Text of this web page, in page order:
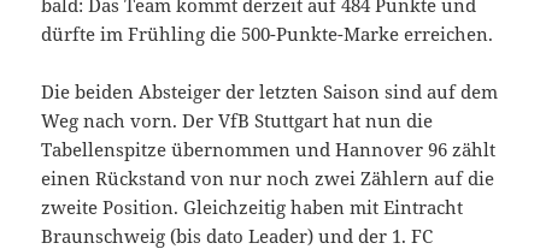
dürfte im Frühling die 500-Punkte-Marke erreichen.
Die beiden Absteiger der letzten Saison sind auf dem
Weg nach vorn. Der VfB Stuttgart hat nun die
Tabellenspitze übernommen und Hannover 96 zählt
einen Rückstand von nur noch zwei Zählern auf die
zweite Position. Gleichzeitig haben mit Eintracht
Braunschweig (bis dato Leader) und der 1. FC